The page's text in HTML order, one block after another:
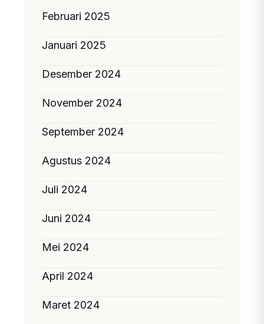
Februari 2025
Januari 2025
Desember 2024
November 2024
September 2024
Agustus 2024
Juli 2024
Juni 2024
Mei 2024
April 2024
Maret 2024